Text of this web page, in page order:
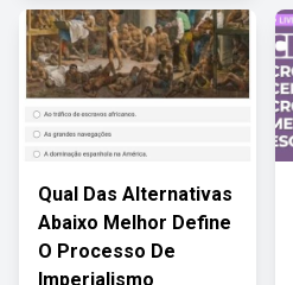
Qual Das Alternativas
Abaixo Melhor Define
O Processo De
Imperialismo